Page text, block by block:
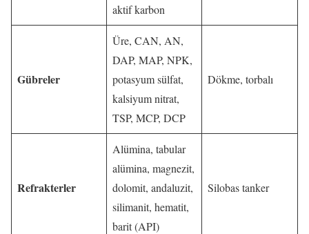
aktif karbon
Gübreler
Üre, CAN, AN,
DAP, MAP, NPK,
potasyum sülfat,
kalsiyum nitrat,
TSP, MCP, DCP
Dökme, torbalı
Refrakterler
Alümina, tabular
alümina, magnezit,
dolomit, andaluzit,
silimanit, hematit,
barit (API)
Silobas tanker